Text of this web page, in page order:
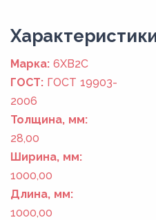
Марка: 6ХВ2С
ГОСТ: ГОСТ 19903-
2006
Толщина, мм:
28,00
Ширина, мм:
1000,00
Длина, мм:
1000,00